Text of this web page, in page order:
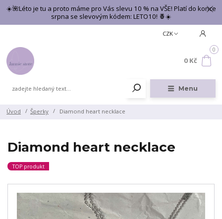
☀️🌺Léto je tu a proto máme pro Vás slevu 10 % na VŠE! Platí do konce
srpna se slevovým kódem: LETO10! 🍍☀️
Menu
CZK
0
0 Kč
Úvod Šperky Diamond heart necklace
Diamond heart necklace
TOP produkt